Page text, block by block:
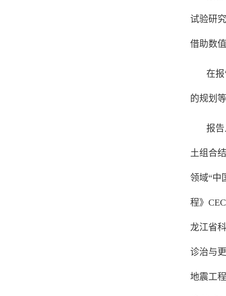
试验研
借助数
在
的规划
报
土组合
领域“中
程》
龙江省
诊治与
地震工